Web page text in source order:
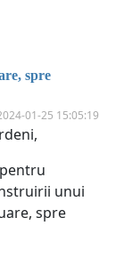
spre
01-25 15:05:19
unui
spre